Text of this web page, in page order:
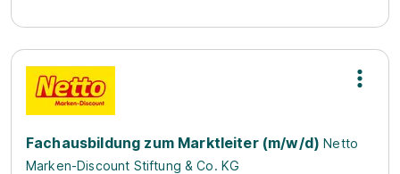
Fachausbildung zum Marktleiter (m/w/d) Netto
Marken-Discount Stiftung & Co. KG